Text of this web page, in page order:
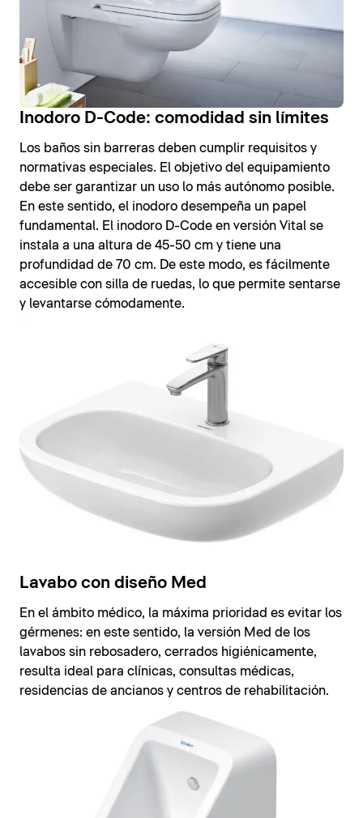
Inodoro D-Code: comodidad sin límites
Los baños sin barreras deben cumplir requisitos y
normativas especiales. El objetivo del equipamiento
debe ser garantizar un uso lo más autónomo posible.
En este sentido, el inodoro desempeña un papel
fundamental. El inodoro D-Code en versión Vital se
instala a una altura de 45-50 cm y tiene una
profundidad de 70 cm. De este modo, es fácilmente
accesible con silla de ruedas, lo que permite sentarse
y levantarse cómodamente.
Lavabo con diseño Med
En el ámbito médico, la máxima prioridad es evitar los
gérmenes: en este sentido, la versión Med de los
lavabos sin rebosadero, cerrados higiénicamente,
resulta ideal para clínicas, consultas médicas,
residencias de ancianos y centros de rehabilitación.